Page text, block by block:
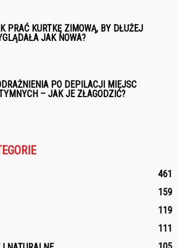
PRAĆ KURTKĘ ZIMOWĄ, BY DŁUŻEJ
JAK NOWA?
PO DEPILACJI MIEJSC
– JAK JE ZŁAGODZIĆ?
461
159
119
111